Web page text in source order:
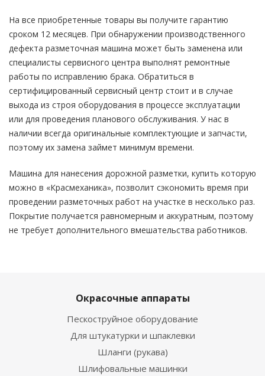
На все приобретенные товары вы получите гарантию
сроком 12 месяцев. При обнаружении производственного
дефекта разметочная машина может быть заменена или
специалисты сервисного центра выполнят ремонтные
работы по исправлению брака. Обратиться в
сертифицированный сервисный центр стоит и в случае
выхода из строя оборудования в процессе эксплуатации
или для проведения планового обслуживания. У нас в
наличии всегда оригинальные комплектующие и запчасти,
поэтому их замена займет минимум времени.
Машина для нанесения дорожной разметки, купить которую
можно в «Красмеханика», позволит сэкономить время при
проведении разметочных работ на участке в несколько раз.
Покрытие получается равномерным и аккуратным, поэтому
не требует дополнительного вмешательства работников.
Окрасочные аппараты
Пескоструйное оборудование
Для штукатурки и шпаклевки
Шланги (рукава)
Шлифовальные машинки